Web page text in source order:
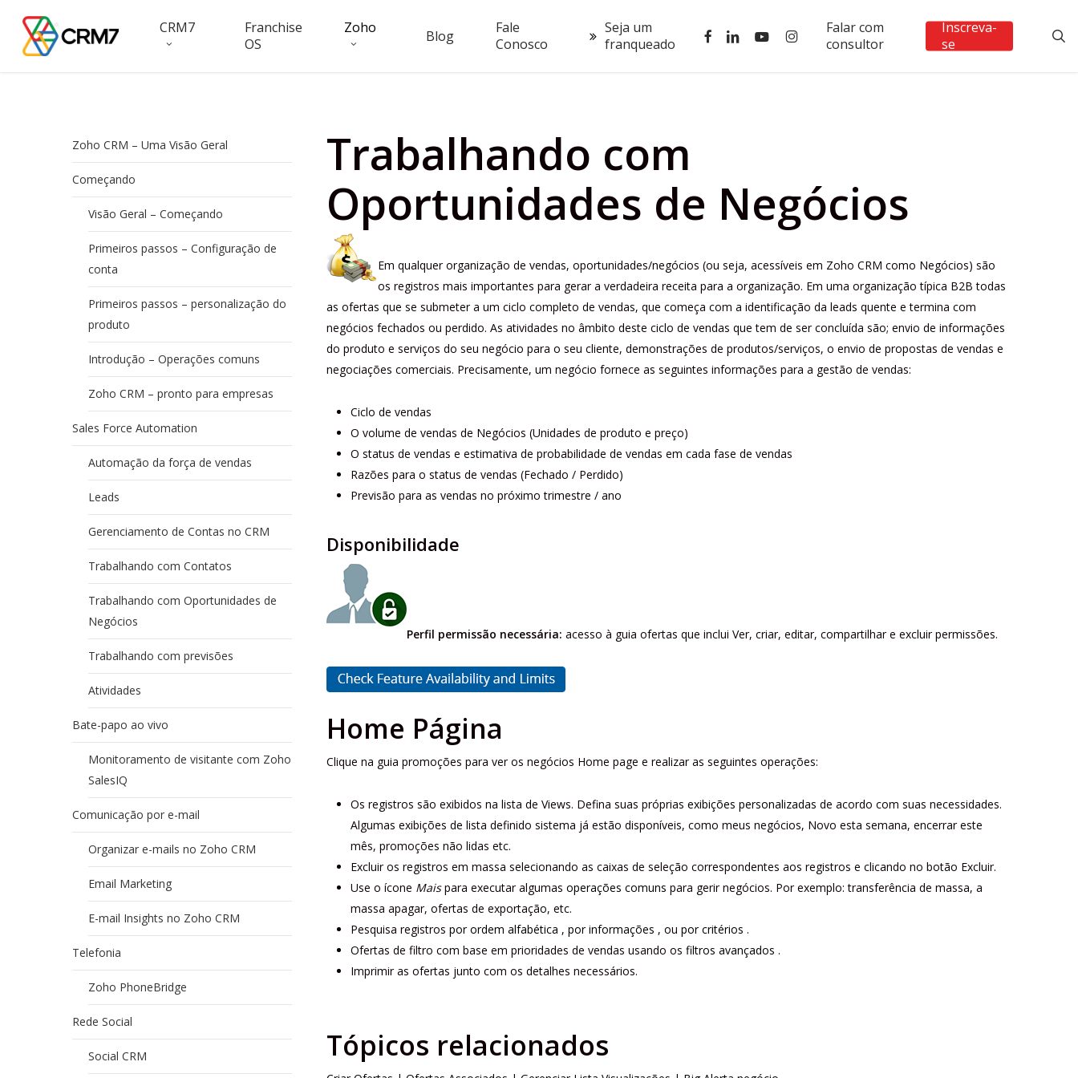
main
CRM7
Franchise
OS
Zoho Blog
Fale
Conosco
Seja um
franqueado
Falar com
consultor
Inscreva-
se
facebooklinkedinyoutubeinstagram
Trabalhando com
Oportunidades de Negócios
Em qualquer organização de vendas, oportunidades/negócios (ou seja, acessíveis em Zoho CRM como Negócios) são
os registros mais importantes para gerar a verdadeira receita para a organização. Em uma organização típica B2B todas
as ofertas que se submeter a um ciclo completo de vendas, que começa com a identificação da leads quente e termina com
negócios fechados ou perdido. As atividades no âmbito deste ciclo de vendas que tem de ser concluída são; envio de informações
do produto e serviços do seu negócio para o seu cliente, demonstrações de produtos/serviços, o envio de propostas de vendas e
negociações comerciais. Precisamente, um negócio fornece as seguintes informações para a gestão de vendas:
Ciclo de vendas
O volume de vendas de Negócios (Unidades de produto e preço)
O status de vendas e estimativa de probabilidade de vendas em cada fase de vendas
Razões para o status de vendas (Fechado / Perdido)
Previsão para as vendas no próximo trimestre / ano
Disponibilidade
Perfil permissão necessária: acesso à guia ofertas que inclui Ver, criar, editar, compartilhar e excluir permissões.
Home Página
Clique na guia promoções para ver os negócios Home page e realizar as seguintes operações:
Os registros são exibidos na lista de Views. Defina suas próprias exibições personalizadas de acordo com suas necessidades.
Algumas exibições de lista definido sistema já estão disponíveis, como meus negócios, Novo esta semana, encerrar este
mês, promoções não lidas etc.
Excluir os registros em massa selecionando as caixas de seleção correspondentes aos registros e clicando no botão Excluir.
Use o ícone Maispara executar algumas operações comuns para gerir negócios. Por exemplo: transferência de massa, a
massa apagar, ofertas de exportação, etc.
Pesquisa registros por ordem alfabética , por informações , ou por critérios .
Ofertas de filtro com base em prioridades de vendas usando os filtros avançados .
Imprimir as ofertas junto com os detalhes necessários.
Tópicos relacionados
Zoho CRM – Uma Visão Geral
Começando
Visão Geral – Começando
Primeiros passos – Configuração de
conta
Primeiros passos – personalização do
produto
Introdução – Operações comuns
Zoho CRM – pronto para empresas
Sales Force Automation
Automação da força de vendas
Leads
Gerenciamento de Contas no CRM
Trabalhando com Contatos
Trabalhando com Oportunidades de
Negócios
Trabalhando com previsões
Atividades
Bate-papo ao vivo
Monitoramento de visitante com Zoho
SalesIQ
Comunicação por e-mail
Organizar e-mails no Zoho CRM
Email Marketing
E-mail Insights no Zoho CRM
Telefonia
Zoho PhoneBridge
Rede Social
Social CRM